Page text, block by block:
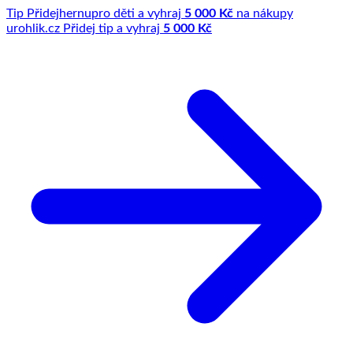
Tip Přidejhernupro děti a vyhraj 5 000 Kč na nákupy
urohlik.cz Přidej tip a vyhraj 5 000 Kč